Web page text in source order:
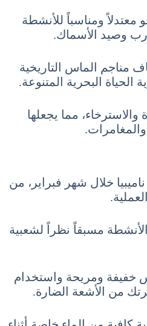
معتدلاً ومناسباً للأنشطة
وصيد الأسماك.
مناجم الماس التاريخية
الحياة البحرية المتنوعة.
والاسترخاء، مما يجعلها
خلال شهر فبراير، من
مسبقاً نظراً لشعبية
خفيفة ومريحة واستخدام
من الأشعة الضارة.